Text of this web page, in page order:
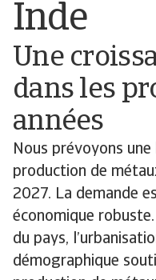
Inde
Une
dans les
années
Nous prévoyons une
production de
2027. La demande
économique
du pays,
démographique